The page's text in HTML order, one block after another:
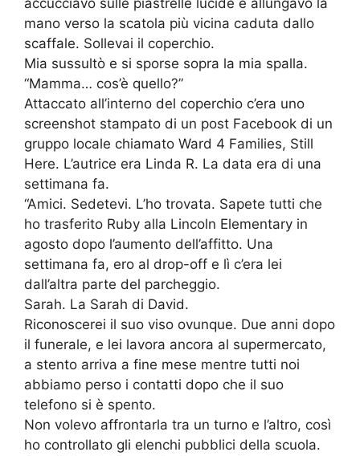
accucciavo sulle piastrelle lucide e allungavo la
mano verso la scatola più vicina caduta dallo
scaffale. Sollevai il coperchio.
Mia sussultò e si sporse sopra la mia spalla.
“Mamma… cos’è quello?”
Attaccato all’interno del coperchio c’era uno
screenshot stampato di un post Facebook di un
gruppo locale chiamato Ward 4 Families, Still
Here. L’autrice era Linda R. La data era di una
settimana fa.
“Amici. Sedetevi. L’ho trovata. Sapete tutti che
ho trasferito Ruby alla Lincoln Elementary in
agosto dopo l’aumento dell’affitto. Una
settimana fa, ero al drop-off e lì c’era lei
dall’altra parte del parcheggio.
Sarah. La Sarah di David.
Riconoscerei il suo viso ovunque. Due anni dopo
il funerale, e lei lavora ancora al supermercato,
a stento arriva a fine mese mentre tutti noi
abbiamo perso i contatti dopo che il suo
telefono si è spento.
Non volevo affrontarla tra un turno e l’altro, così
ho controllato gli elenchi pubblici della scuola.